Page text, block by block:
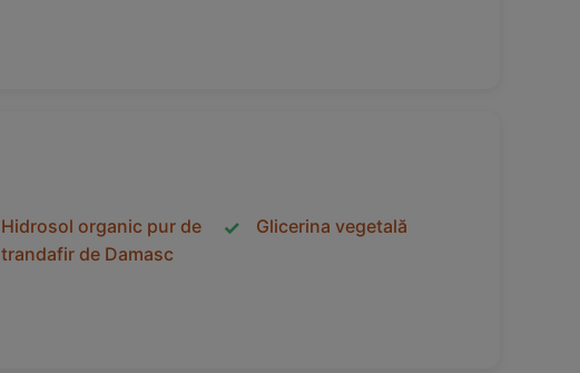
Hidrosol organic pur de
trandafir de Damasc
Glicerina vegetală